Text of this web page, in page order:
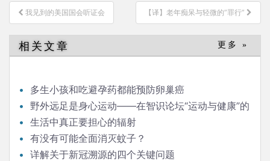
文
章
导
航
我见到的美国国会听证会 【译】老年痴呆与轻微的”罪行”
相关文章 更多 »
多生小孩和吃避孕药都能预防卵巢癌
野外远足是身心运动——在智识论坛“运动与健康”的
发言生活中真正要担心的辐射
有没有可能全面消灭蚊子？
详解关于新冠溯源的四个关键问题